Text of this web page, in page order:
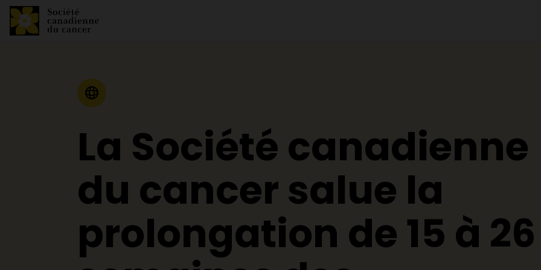
Communiqué de presse
La Société canadienne
du cancer salue la
prolongation de 15 à 26